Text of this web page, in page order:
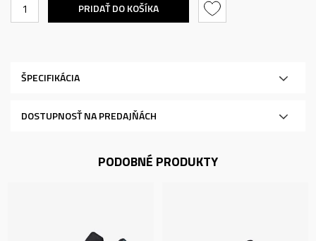
PRIDAŤ DO KOŠÍKA
ŠPECIFIKÁCIA
DOSTUPNOSŤ NA PREDAJŇÁCH
PODOBNÉ PRODUKTY